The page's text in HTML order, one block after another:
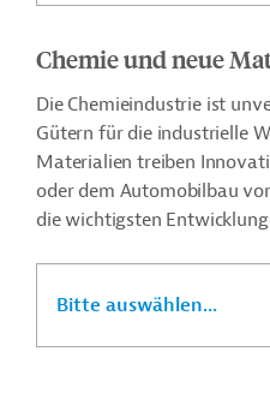
Chemie und neue
Die Chemieindustrie ist
Gütern für die industrielle
Materialien treiben
oder dem Automobilbau
die wichtigsten
Bitte auswählen...